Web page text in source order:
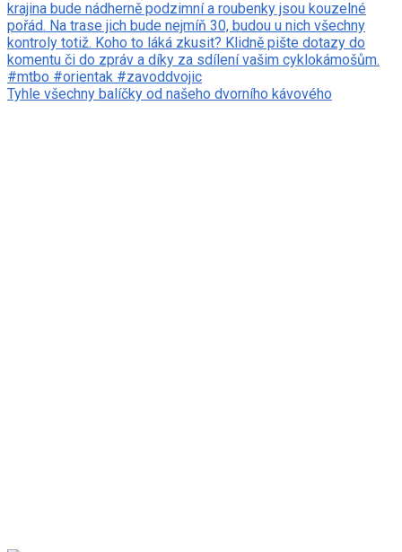
Tyhle všechny balíčky od našeho dvorního kávového